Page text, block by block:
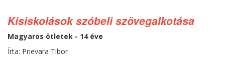
Kisiskolások szóbeli szövegalkotása
Magyaros ötletek - 14 éve
Írta: Prievara Tibor